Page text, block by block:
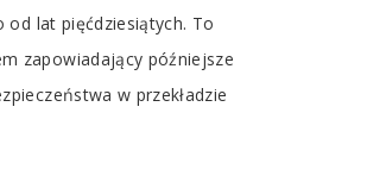
od lat pięćdziesiątych. To
zapowiadający późniejsze
w przekładzie